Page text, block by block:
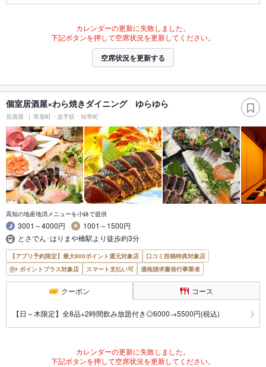
カレンダーの更新に失敗しました。
下記ボタンを押して空席状況を更新してください。
空席状況を更新する
個室居酒屋×わら焼きダイニング ゆらゆら
居酒屋 帯屋町・追手筋・知寄町
高知の地産地消メニューを小鉢で提供
3001～4000円
1001～1500円
とさでん･はりまや橋駅より徒歩約3分
【アプリ予約限定】最大800ポイント還元対象店
口コミ投稿特典対象店
ポイントプラス対象店
スマート支払い可 適格請求書発行事業者
クーポン コース
【日～木限定】全8品+2時間飲み放題付き◎6000→5500円(税込)
カレンダーの更新に失敗しました。
下記ボタンを押して空席状況を更新してください。